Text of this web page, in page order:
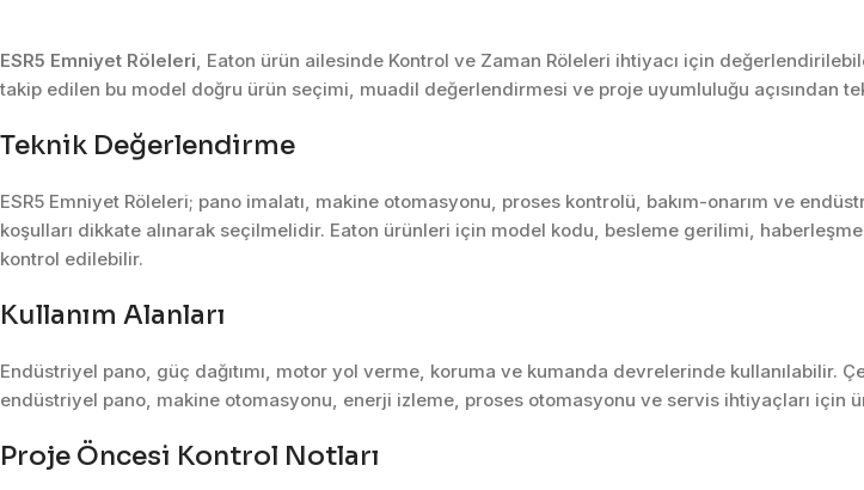
ESR5 Emniyet Röleleri, Eaton ürün ailesinde Kontrol ve Zaman Röleleri ihtiyacı için
takip edilen bu model doğru ürün seçimi, muadil değerlendirmesi ve proje uyumluluğu açısından
Teknik Değerlendirme
ESR5 Emniyet Röleleri; pano imalatı, makine otomasyonu, proses kontrolü, bakım-onarım ve
koşulları dikkate alınarak seçilmelidir. Eaton ürünleri için model kodu, besleme gerilimi,
kontrol edilebilir.
Kullanım Alanları
Endüstriyel pano, güç dağıtımı, motor yol verme, koruma ve kumanda devrelerinde kullanılabilir.
endüstriyel pano, makine otomasyonu, enerji izleme, proses otomasyonu ve servis ihtiyaçları için
Proje Öncesi Kontrol Notları